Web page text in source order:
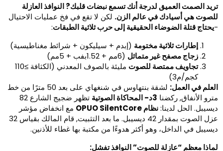
الصمت العميق لدرجة أنك تسمع نبضات قلبك? النوافذ العازلة
هي أسيادك في عالم الزن.لكن لا تقع في فخ عمليات الاحتيال
يحتاج قتلة الضوضاء الحقيقية إلى حرب ثلاثية الطبقات:
إطارات ثلاثية مختومة(إبدم + سيليكون + شرائط مغناطيسية)
زجاج مصفح غير متماثل(6مم + 1.52بفب + 5مم)
تجاويف ممتصة للصوت
مليئة بالصوف المعدني (الكثافة ≥110
كجم/م3)
في العمل:
لشقة بنتهاوس في شنغهاي على بعد 50 مترًا من خط
الأنفاق, ركضنا3د- المحاكاة الصوتية
تظهر ضجيج الشارع 82
الحل لدينا:نظام OPUO SilentCore
مع انخفاض مؤشر
عزل الصوت بمقدار 42 ديسيبل. ما بعد التثبيت, قام المالك بقياس 32
في الداخل، وهو أكثر هدوءًا من مكتبة بها غطاء للأذنين.
معظم “عازلة للصوت” النوافذ تفشل: